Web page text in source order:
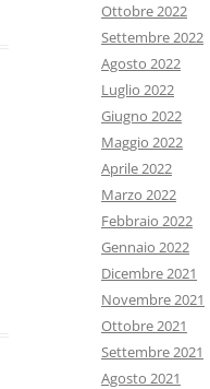
Ottobre 2022
Settembre 2022
Agosto 2022
Luglio 2022
Giugno 2022
Maggio 2022
Aprile 2022
Marzo 2022
Febbraio 2022
Gennaio 2022
Dicembre 2021
Novembre 2021
Ottobre 2021
Settembre 2021
Agosto 2021